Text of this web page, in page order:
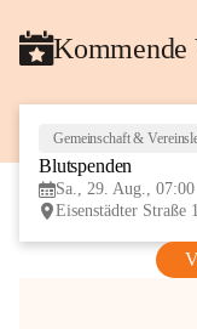
Kommende
Gemeinschaft &
Blutspenden
Sa., 29. Aug.,